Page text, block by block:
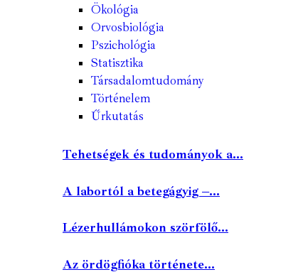
Ökológia
Orvosbiológia
Pszichológia
Statisztika
Társadalomtudomány
Történelem
Űrkutatás
Tehetségek és tudományok a...
A labortól a betegágyig –...
Lézerhullámokon szörfölő...
Az ördögfióka története...